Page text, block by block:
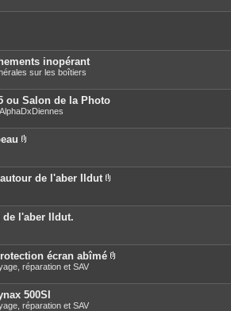
inopérant
sur les boîtiers
ou Salon de la Photo
è
c
j
o
i
t
e
s
de l'aber Ildut
è
j
o
i
t
l'aber Ildut.
écran abîmé
è
réparation et SAV
500SI
réparation et SAV